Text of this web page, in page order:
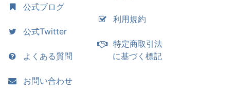
公式ブログ
公式Twitter
よくある質問
お問い合わせ
利用規約
特定商取引法
に基づく標記